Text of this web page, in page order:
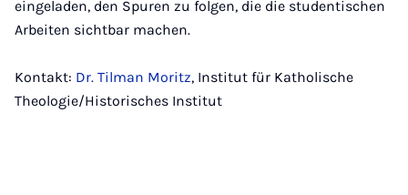
eingeladen, den Spuren zu folgen, die die studentischen
Arbeiten sichtbar machen.
Kontakt: Dr. Tilman Moritz, Institut für Katholische
Theologie/Historisches Institut